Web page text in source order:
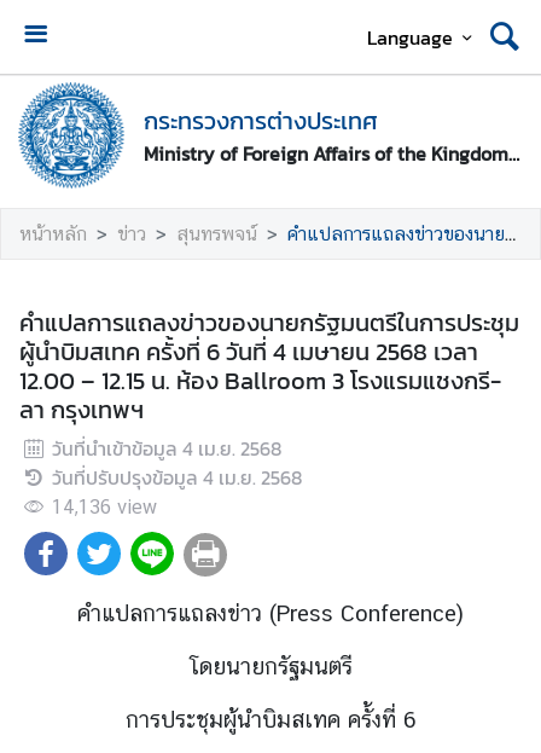
Language
กระทรวงการต่างประเทศ
Ministry of Foreign Affairs of the Kingdom of Thailand
ห
น้
า
ห
ลั
ก
ะ
ท
ร
ว
ง
ก
า
ร
ต่
หน้าหลัก ข่าว สุนทรพจน์ คำแปลการแถลงข่าวของนายกรัฐมนตรีในการประชุมผู้นำบิมสเทค ครั้งที่ 6 วันที่ 4 เมษายน 2568 เวลา 12.00 – 12.15 น. ห้อง Ballroom 3 โรงแรมแชงกรี-ลา กรุงเทพฯ
คำแปลการแถลงข่าวของนายกรัฐมนตรีในการประชุม
ผู้นำบิมสเทค ครั้งที่ 6 วันที่ 4 เมษายน 2568 เวลา
12.00 – 12.15 น. ห้อง Ballroom 3 โรงแรมแชงกรี-
ลา กรุงเทพฯ
วันที่นำเข้าข้อมูล 4 เม.ย. 2568
วันที่ปรับปรุงข้อมูล 4 เม.ย. 2568
14,136 view
คำแปลการแถลงข่าว (Press Conference)
โดยนายกรัฐมนตรี
การประชุมผู้นำบิมสเทค ครั้งที่ 6